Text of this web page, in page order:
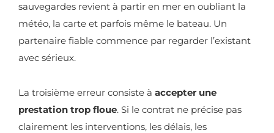
sauvegardes revient à partir en mer en oubliant la
météo, la carte et parfois même le bateau. Un
partenaire fiable commence par regarder l’existant
avec sérieux.
La troisième erreur consiste à accepter une
prestation trop floue. Si le contrat ne précise pas
clairement les interventions, les délais, les